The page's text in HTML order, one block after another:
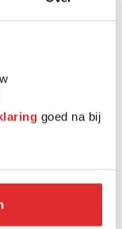
goed na bij
hoe